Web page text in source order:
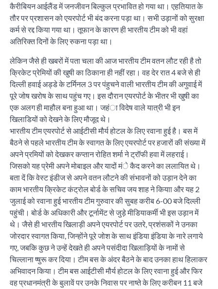
कैरीबियन आईलैंड में जनजीवन बिल्कुल प्रभावित हो गया था। एहतियात के
तौर पर प्रशासन को एयरपोर्ट भी बंद करना पड़ा था। सभी उड़ानों को सुरक्षा
कर्म से रद्द किया गया था। तूफान के कारण ही भारतीय टीम को भी वहां
अतिरिक्त दिनों के लिए रुकना पड़ा था।
लेकिन जैसे ही खबरों में पता चला की आज भारतीय टीम वतन लौट रही है तो
क्रिकेट प्रेमियों की खुषी का ठिकाना ही नहीं रहा। वह देर रात 4 बजे से ही
दिल्ली हवाई अड्डे के टर्मिनल 3 पर पंहुचने वाली भारतीय टीम की अगुवाई में
पूरे जोष खरोष के साथ पहुंच गए। इस दौरान एयरपोर्ट के भीतर भी खुषी का
एक अलग ही माहौल बना हुआ था। जहंा विदेष वाले यात्री भी इन
खिलाडियों को देखने के लिए मौजूद थे।
भारतीय टीम एयरपोर्ट से आईटीसी मौर्य होटल के लिए रवाना हुई है। बस में
बैठने से पहले भारतीय टीम के स्वागत के लिए एयरपोर्ट पर हजारों की संख्या में
अपने प्रमियों को देखकर कप्तान रोहित शर्मा ने ट्रॉफी हवा में लहराई।
जिसको यह प्रेमी अपने मोबाइल और यादों मंे कैद करने का ललायित थे।
बता दें कि वेस्ट इंडीज से अपने वतन लौटने की संभावनों को उड़ान देने का
काम भारतीय क्रिकेट कंट्रोल बोर्ड के सचिव जय शाह ने कियाा और यह 2
जुलाई को रवाना हुई भारतीय टीम गुरुवार की सुबह करीब 6-00 बजे दिल्ली
पहुंची। बोर्ड के अधिकारी और टूर्नामेंट से जुड़े मीडियाकर्मी भी इस उड़ान में
थे। जैसे ही भारतीय खिलाड़ी अपने एयरपोर्ट पर उतरे, प्रशंसकों ने उनका
जोरदार स्वागत किया, जिन्होंने पूरे जोश के साथ इंडिया इंडिया के नारे लगाये
गए, जबकि कुछ ने उन्हें देखते ही अपने पसंदीदा खिलाड़ियों के नामों से
चिल्लाना ष्षुरू कर दिया। टीम बस के अंदर बैठने के बाद उनका हाथ हिलाकर
अभिवादन किया। टीम बस आईटीसी मौर्य होटल के लिए रवाना हुई और फिर
वह प्रधानमंत्री के बुलावें पर उनके निवास पर नाष्ते के लिए करीबन 11 बजे